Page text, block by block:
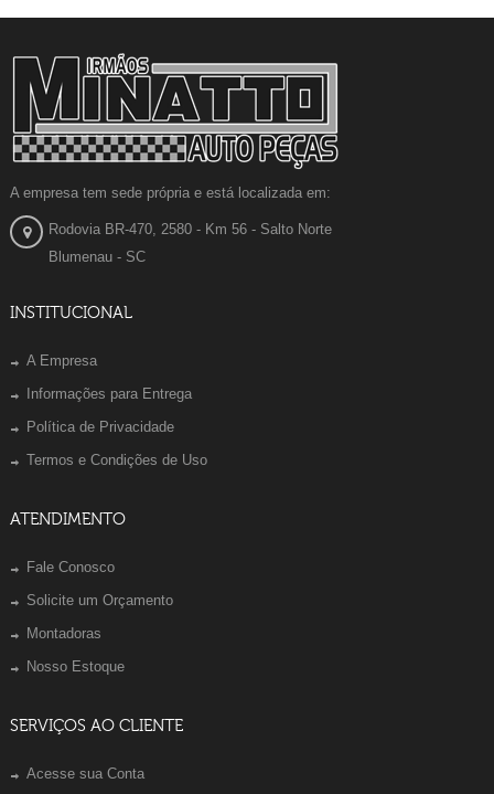
A empresa tem sede própria e está localizada em:
Rodovia BR-470, 2580 - Km 56 - Salto Norte
Blumenau - SC
INSTITUCIONAL
A Empresa
Informações para Entrega
Política de Privacidade
Termos e Condições de Uso
ATENDIMENTO
Fale Conosco
Solicite um Orçamento
Montadoras
Nosso Estoque
SERVIÇOS AO CLIENTE
Acesse sua Conta